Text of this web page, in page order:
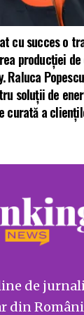
cu succes o
producției
Raluca
soluții de
curată a
de
din